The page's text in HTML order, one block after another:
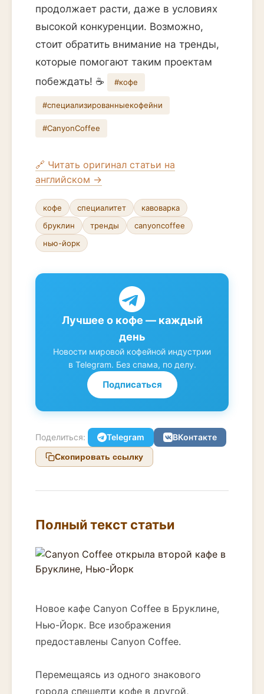
продолжает расти, даже в условиях
высокой конкуренции. Возможно,
стоит обратить внимание на тренды,
которые помогают таким проектам
побеждать! ☕️
#кофе
#специализированныекофейни
#CanyonCoffee
🔗 Читать оригинал статьи на
английском →
кофе специалитет
кавоварка
бруклин
тренды
canyoncoffee
нью-йорк
Лучшее о кофе — каждый
день
Новости мировой кофейной индустрии
в Telegram. Без спама, по делу.
Подписаться
Поделиться: Telegram ВКонтакте
Скопировать ссылку
Полный текст статьи
Новое кафе Canyon Coffee в Бруклине,
Нью-Йорк. Все изображения
предоставлены Canyon Coffee.
Перемещаясь из одного знакового
города спешелти кофе в другой,